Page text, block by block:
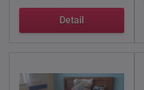
Detail